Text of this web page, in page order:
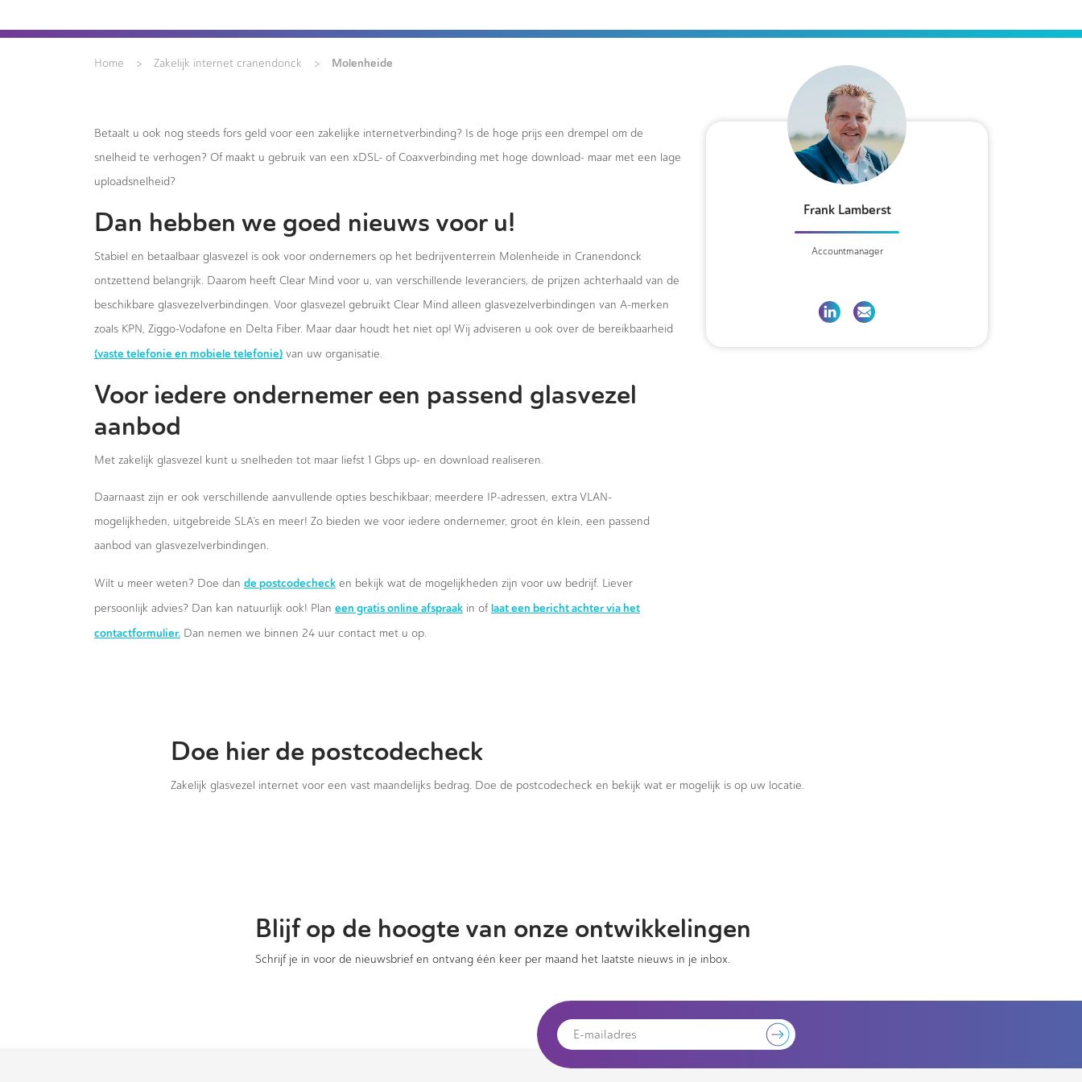
Home > Zakelijk internet cranendonck > Molenheide
Betaalt u ook nog steeds fors geld voor een zakelijke internetverbinding? Is de hoge prijs een drempel om de
snelheid te verhogen? Of maakt u gebruik van een xDSL- of Coaxverbinding met hoge download- maar met een lage
uploadsnelheid?
Dan hebben we goed nieuws voor u!
Stabiel en betaalbaar glasvezel is ook voor ondernemers op het bedrijventerrein Molenheide in Cranendonck
ontzettend belangrijk. Daarom heeft Clear Mind voor u, van verschillende leveranciers, de prijzen achterhaald van de
beschikbare glasvezelverbindingen. Voor glasvezel gebruikt Clear Mind alleen glasvezelverbindingen van A-merken
zoals KPN, Ziggo-Vodafone en Delta Fiber. Maar daar houdt het niet op! Wij adviseren u ook over de bereikbaarheid
(vaste telefonie en mobiele telefonie) van uw organisatie.
Voor iedere ondernemer een passend glasvezel
aanbod
Met zakelijk glasvezel kunt u snelheden tot maar liefst 1 Gbps up- en download realiseren.
Daarnaast zijn er ook verschillende aanvullende opties beschikbaar; meerdere IP-adressen, extra VLAN-
mogelijkheden, uitgebreide SLA’s en meer! Zo bieden we voor iedere ondernemer, groot én klein, een passend
aanbod van glasvezelverbindingen.
Wilt u meer weten? Doe dan de postcodecheck en bekijk wat de mogelijkheden zijn voor uw bedrijf. Liever
persoonlijk advies? Dan kan natuurlijk ook! Plan een gratis online afspraak in of laat een bericht achter via het
contactformulier. Dan nemen we binnen 24 uur contact met u op.
Frank Lamberst
Accountmanager
Doe hier de postcodecheck
Zakelijk glasvezel internet voor een vast maandelijks bedrag. Doe de postcodecheck en bekijk wat er mogelijk is op uw locatie.
Blijf op de hoogte van onze ontwikkelingen
Schrijf je in voor de nieuwsbrief en ontvang één keer per maand het laatste nieuws in je inbox.